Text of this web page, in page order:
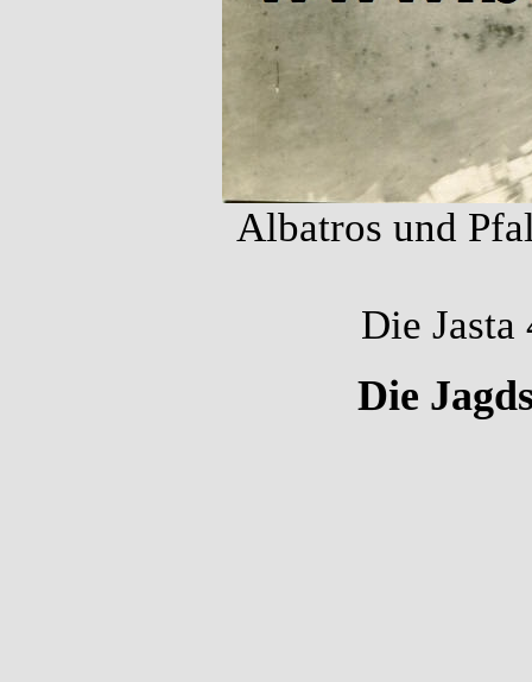
Albatros und
Die
Die